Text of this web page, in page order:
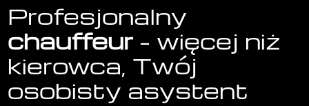
Profesjonalny
chauffeur – więcej niż
kierowca, Twój
osobisty asystent